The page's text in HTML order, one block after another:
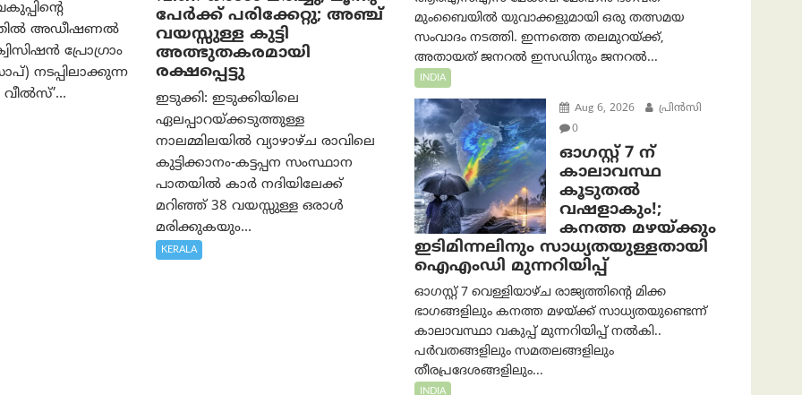
അഡീഷണൽ
പ്രോഗ്രാം
നടപ്പിലാക്കുന്ന
പേര്‍ക്ക് പരിക്കേറ്റു; അഞ്ച്
വയസ്സുള്ള കുട്ടി
അത്ഭുതകരമായി
രക്ഷപ്പെട്ടു
ഇടുക്കി: ഇടുക്കിയിലെ
ഏലപ്പാറയ്ക്കടുത്തുള്ള
നാലമ്മിലയിൽ വ്യാഴാഴ്ച രാവിലെ
കുട്ടിക്കാനം-കട്ടപ്പന സംസ്ഥാന
പാതയിൽ കാർ നദിയിലേക്ക്
മറിഞ്ഞ് 38 വയസ്സുള്ള ഒരാൾ
മരിക്കുകയും...
KERALA
മുംബൈയിൽ യുവാക്കളുമായി ഒരു തത്സമയ
സംവാദം നടത്തി. ഇന്നത്തെ തലമുറയ്ക്ക്,
അതായത് ജനറൽ ഇസഡിനും ജനറൽ...
INDIA
Aug 6, 2026
പ്രിന്‍സി
0
ഓഗസ്റ്റ് 7 ന്
കാലാവസ്ഥ
കൂടുതൽ
വഷളാകും!;
കനത്ത മഴയ്ക്കും
ഇടിമിന്നലിനും സാധ്യതയുള്ളതായി
ഐഎംഡി മുന്നറിയിപ്പ്
ഓഗസ്റ്റ് 7 വെള്ളിയാഴ്ച രാജ്യത്തിന്റെ മിക്ക
ഭാഗങ്ങളിലും കനത്ത മഴയ്ക്ക് സാധ്യതയുണ്ടെന്ന്
കാലാവസ്ഥാ വകുപ്പ് മുന്നറിയിപ്പ് നൽകി..
പർവതങ്ങളിലും സമതലങ്ങളിലും
തീരപ്രദേശങ്ങളിലും...
INDIA